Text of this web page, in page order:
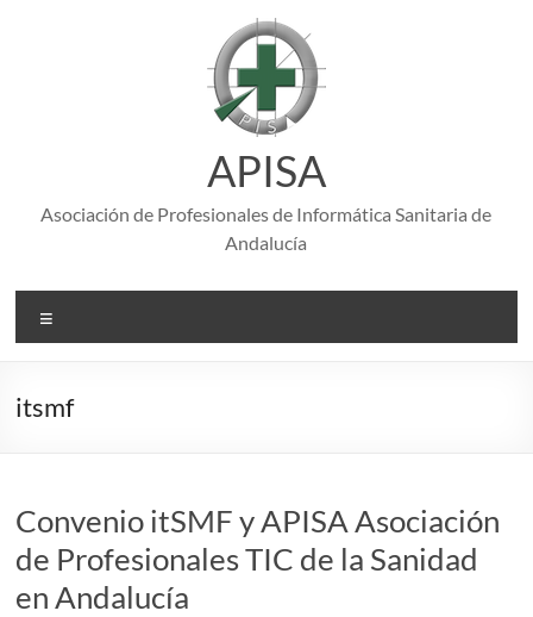
APISA
Asociación de Profesionales de Informática Sanitaria de
Andalucía
itsmf
Convenio itSMF y APISA Asociación
de Profesionales TIC de la Sanidad
en Andalucía